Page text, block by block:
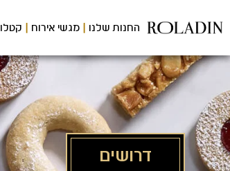
לתוכן
המרכזי
החנות שלנו מגשי אירוח
דרושים